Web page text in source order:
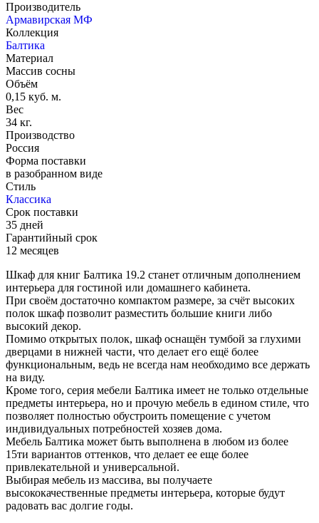
Производитель
Армавирская МФ
Коллекция
Балтика
Материал
Массив сосны
Объём
0,15 куб. м.
Вес
34 кг.
Производство
Россия
Форма поставки
в разобранном виде
Стиль
Классика
Срок поставки
35 дней
Гарантийный срок
12 месяцев
Шкаф для книг Балтика 19.2 станет отличным дополнением
интерьера для гостиной или домашнего кабинета.
При своём достаточно компактом размере, за счёт высоких
полок шкаф позволит разместить большие книги либо
высокий декор.
Помимо открытых полок, шкаф оснащён тумбой за глухими
дверцами в нижней части, что делает его ещё более
функциональным, ведь не всегда нам необходимо все держать
на виду.
Кроме того, серия мебели Балтика имеет не только отдельные
предметы интерьера, но и прочую мебель в едином стиле, что
позволяет полностью обустроить помещение с учетом
индивидуальных потребностей хозяев дома.
Мебель Балтика может быть выполнена в любом из более
15ти вариантов оттенков, что делает ее еще более
привлекательной и универсальной.
Выбирая мебель из массива, вы получаете
высококачественные предметы интерьера, которые будут
радовать вас долгие годы.